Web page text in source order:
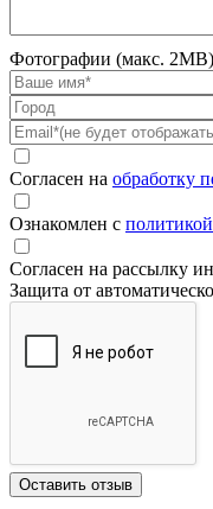
Фотографии (макс. 2MB)
Согласен на обработку
Ознакомлен с
Согласен на рассылку
Защита от